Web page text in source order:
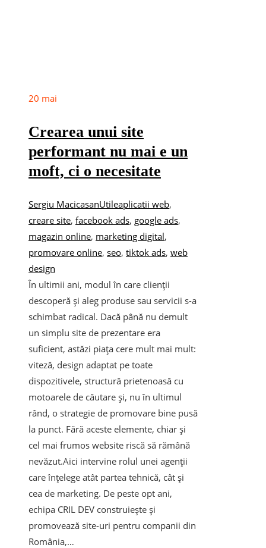
20 mai
Crearea unui site
performant nu mai e un
moft, ci o necesitate
Sergiu MacicasanUtileaplicatii web,
creare site, facebook ads, google ads,
magazin online, marketing digital,
promovare online, seo, tiktok ads, web
design
În ultimii ani, modul în care clienții
descoperă și aleg produse sau servicii s-a
schimbat radical. Dacă până nu demult
un simplu site de prezentare era
suficient, astăzi piața cere mult mai mult:
viteză, design adaptat pe toate
dispozitivele, structură prietenoasă cu
motoarele de căutare și, nu în ultimul
rând, o strategie de promovare bine pusă
la punct. Fără aceste elemente, chiar și
cel mai frumos website riscă să rămână
nevăzut.Aici intervine rolul unei agenții
care înțelege atât partea tehnică, cât și
cea de marketing. De peste opt ani,
echipa CRIL DEV construiește și
promovează site-uri pentru companii din
România,…